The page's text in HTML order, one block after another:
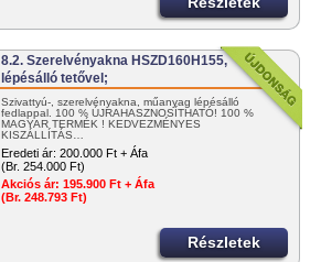
8.2. Szerelvényakna HSZD160H155,
lépésálló tetővel;
Szivattyú-, szerelvényakna, műanyag lépésálló
fedlappal. 100 % ÚJRAHASZNOSÍTHATÓ! 100 %
MAGYAR TERMÉK ! KEDVEZMÉNYES
KISZÁLLÍTÁS…
Eredeti ár: 200.000 Ft + Áfa
(Br. 254.000 Ft)
Akciós ár: 195.900 Ft + Áfa
(Br. 248.793 Ft)
Részletek